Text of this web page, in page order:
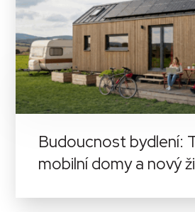
Budoucnost bydlení:
mobilní domy a nový